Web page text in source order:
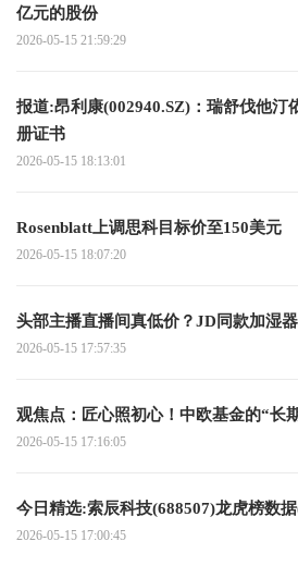
亿元的股份
2026-05-15 21:59:29
报道:昂利康(002940.SZ)：瑞舒伐他汀
册证书
2026-05-15 18:13:01
Rosenblatt上调思科目标价至150美元
2026-05-15 18:07:20
头部主播直播间真低价？JD同款加湿
2026-05-15 17:57:35
观焦点：匠心照初心！中欧基金的“长
2026-05-15 17:16:05
今日精选:索辰科技(688507)龙虎榜数
2026-05-15 17:00:45